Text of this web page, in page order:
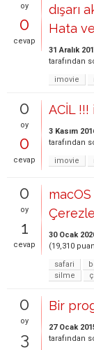
oy
0
cevap
dışarı
Hata
31 Aralık
tarafından
imovie
0
oy
0
cevap
ACİL
3 Kasım
tarafından
imovie
0
oy
1
cevap
30 Ocak
(19,310
safari
silme
0
oy
3
Bir
27 Ocak
tarafından